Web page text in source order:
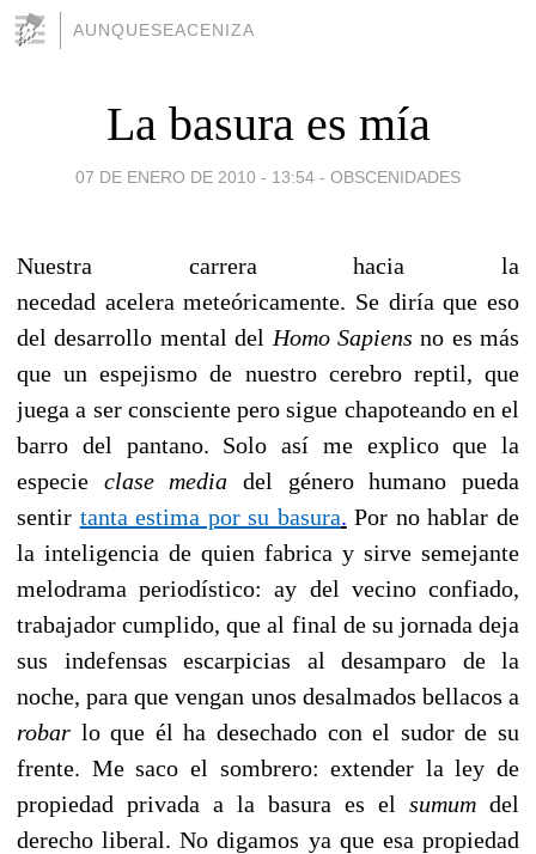
AUNQUESEACENIZA
La basura es mía
07 DE ENERO DE 2010 - 13:54 - OBSCENIDADES
Nuestra carrera hacia la
necedad acelera meteóricamente. Se diría que eso
del desarrollo mental del Homo Sapiens no es más
que un espejismo de nuestro cerebro reptil, que
juega a ser consciente pero sigue chapoteando en el
barro del pantano. Solo así me explico que la
especie clase media del género humano pueda
sentir tanta estima por su basura. Por no hablar de
la inteligencia de quien fabrica y sirve semejante
melodrama periodístico: ay del vecino confiado,
trabajador cumplido, que al final de su jornada deja
sus indefensas escarpicias al desamparo de la
noche, para que vengan unos desalmados bellacos a
robar lo que él ha desechado con el sudor de su
frente. Me saco el sombrero: extender la ley de
propiedad privada a la basura es el sumum del
derecho liberal. No digamos ya que esa propiedad